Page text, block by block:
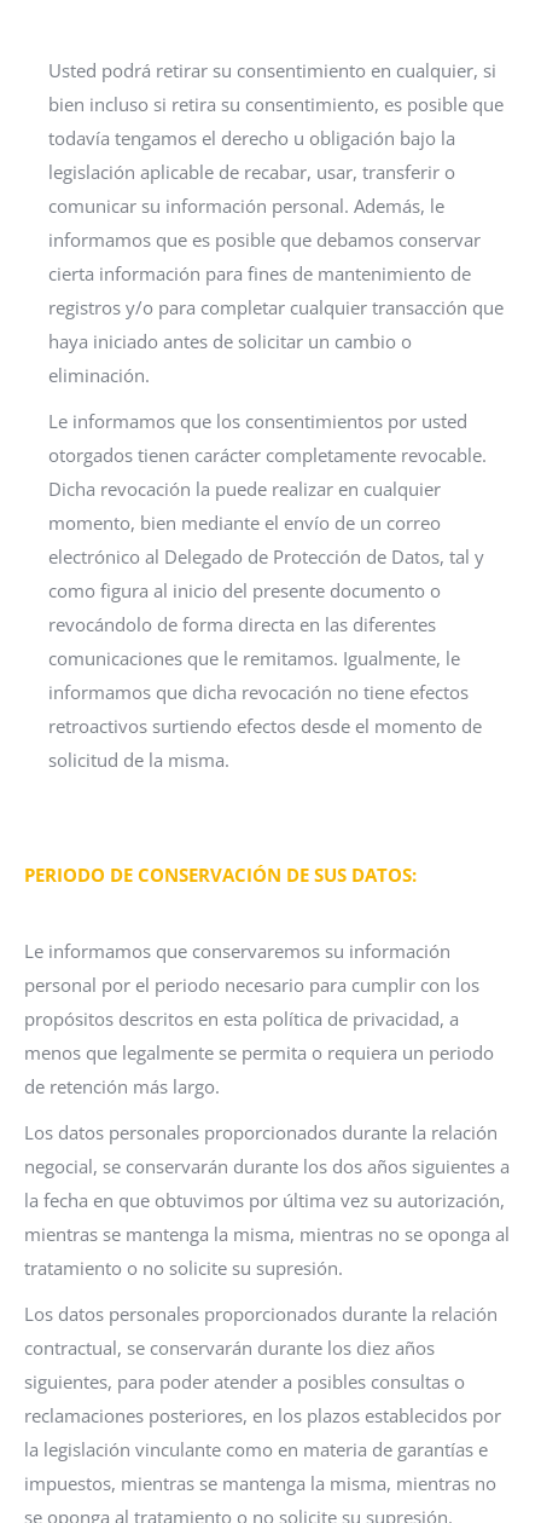
Usted podrá retirar su consentimiento en cualquier, si
bien incluso si retira su consentimiento, es posible que
todavía tengamos el derecho u obligación bajo la
legislación aplicable de recabar, usar, transferir o
comunicar su información personal. Además, le
informamos que es posible que debamos conservar
cierta información para fines de mantenimiento de
registros y/o para completar cualquier transacción que
haya iniciado antes de solicitar un cambio o
eliminación.
Le informamos que los consentimientos por usted
otorgados tienen carácter completamente revocable.
Dicha revocación la puede realizar en cualquier
momento, bien mediante el envío de un correo
electrónico al Delegado de Protección de Datos, tal y
como figura al inicio del presente documento o
revocándolo de forma directa en las diferentes
comunicaciones que le remitamos. Igualmente, le
informamos que dicha revocación no tiene efectos
retroactivos surtiendo efectos desde el momento de
solicitud de la misma.
PERIODO DE CONSERVACIÓN DE SUS DATOS:
Le informamos que conservaremos su información
personal por el periodo necesario para cumplir con los
propósitos descritos en esta política de privacidad, a
menos que legalmente se permita o requiera un periodo
de retención más largo.
Los datos personales proporcionados durante la relación
negocial, se conservarán durante los dos años siguientes a
la fecha en que obtuvimos por última vez su autorización,
mientras se mantenga la misma, mientras no se oponga al
tratamiento o no solicite su supresión.
Los datos personales proporcionados durante la relación
contractual, se conservarán durante los diez años
siguientes, para poder atender a posibles consultas o
reclamaciones posteriores, en los plazos establecidos por
la legislación vinculante como en materia de garantías e
impuestos, mientras se mantenga la misma, mientras no
se oponga al tratamiento o no solicite su supresión.